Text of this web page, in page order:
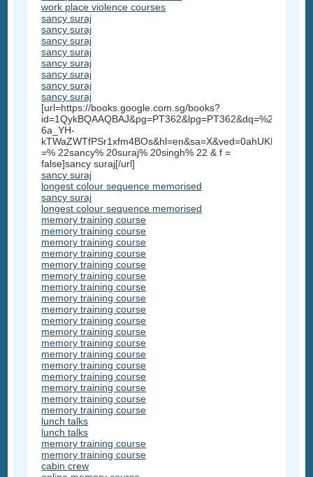
work place violence courses
sancy suraj
sancy suraj
sancy suraj
sancy suraj
sancy suraj
sancy suraj
sancy suraj
sancy suraj
[url=https://books.google.com.sg/books?
6a_YH-
=% 22sancy% 20suraj% 20singh% 22 & f =
false]sancy suraj[/url]
sancy suraj
longest colour sequence memorised
sancy suraj
longest colour sequence memorised
memory training course
memory training course
memory training course
memory training course
memory training course
memory training course
memory training course
memory training course
memory training course
memory training course
memory training course
memory training course
memory training course
memory training course
memory training course
memory training course
memory training course
memory training course
lunch talks
lunch talks
memory training course
memory training course
cabin crew